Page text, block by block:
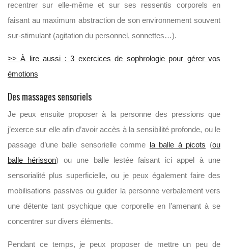
recentrer sur elle-même et sur ses ressentis corporels en
faisant au maximum abstraction de son environnement souvent
sur-stimulant (agitation du personnel, sonnettes…).
>> À lire aussi : 3 exercices de sophrologie pour gérer vos
émotions
Des massages sensoriels
Je peux ensuite proposer à la personne des pressions que
j’exerce sur elle afin d’avoir accès à la sensibilité profonde, ou le
passage d’une balle sensorielle comme la balle à picots (ou
balle hérisson) ou une balle lestée faisant ici appel à une
sensorialité plus superficielle, ou je peux également faire des
mobilisations passives ou guider la personne verbalement vers
une détente tant psychique que corporelle en l’amenant à se
concentrer sur divers éléments.
Pendant ce temps, je peux proposer de mettre un peu de